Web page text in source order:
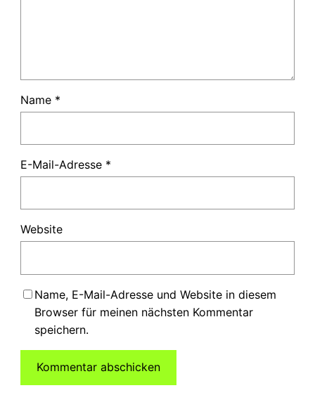
Name *
E-Mail-Adresse *
Website
Name, E-Mail-Adresse und Website in diesem
Browser für meinen nächsten Kommentar
speichern.